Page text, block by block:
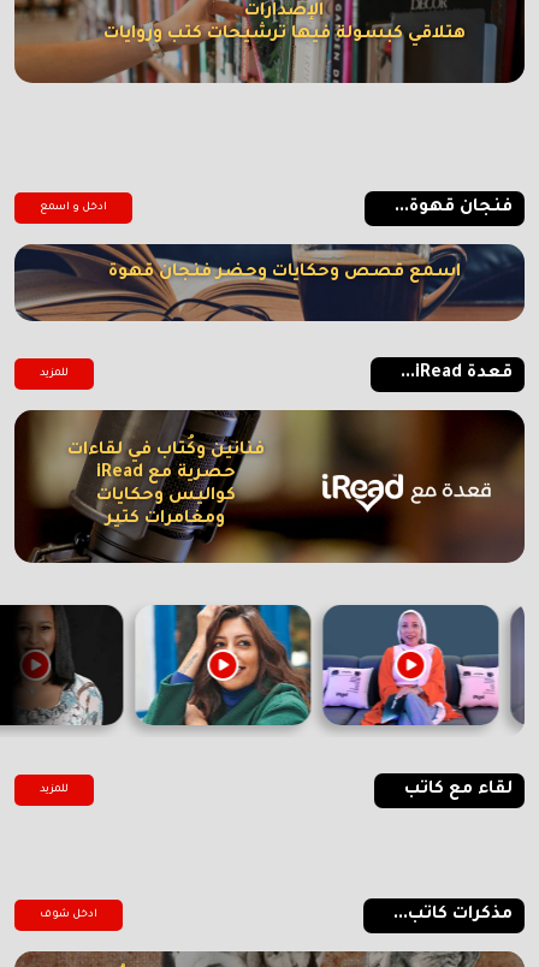
الإصدارات
هتلاقي كبسولة فيها ترشيحات كتب وروايات
فنجان قهوة... ادخل و اسمع
اسمع قصص وحكايات وحضر فنجان قهوة
قعدة iRead... للمزيد
فنانين وكُتاب في لقاءات
حصرية مع iRead
كواليس وحكايات
ومغامرات كتير
لقاء مع كاتب للمزيد
مذكرات كاتب... ادخل شوف